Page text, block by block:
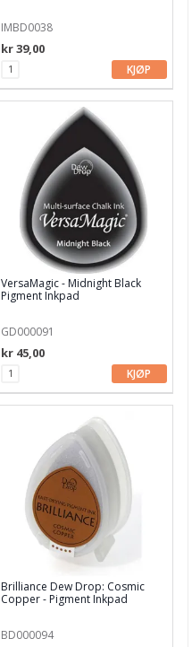
IMBD0038
kr 39,00
KJØP
VersaMagic - Midnight Black
Pigment Inkpad
GD000091
kr 45,00
KJØP
Brilliance Dew Drop: Cosmic
Copper - Pigment Inkpad
BD000094